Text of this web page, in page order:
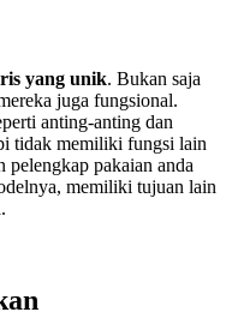
yang unik. Bukan saja
juga fungsional.
anting-anting dan
tidak memiliki fungsi lain
pelengkap pakaian anda
memiliki tujuan lain